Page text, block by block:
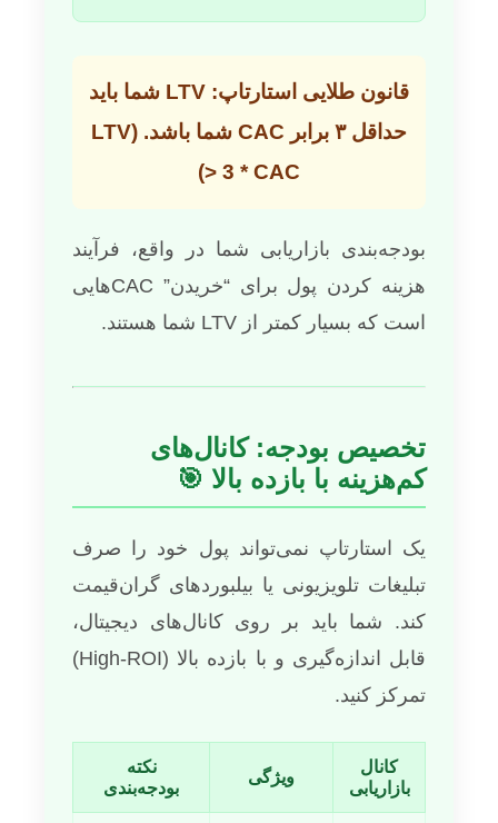
قانون طلایی استارتاپ: LTV شما باید
حداقل ۳ برابر CAC شما باشد. (LTV
> 3 * CAC)
بودجه‌بندی بازاریابی شما در واقع، فرآیند
هزینه کردن پول برای “خریدن” CACهایی
است که بسیار کمتر از LTV شما هستند.
تخصیص بودجه: کانال‌های
کم‌هزینه با بازده بالا 🎯
یک استارتاپ نمی‌تواند پول خود را صرف
تبلیغات تلویزیونی یا بیلبوردهای گران‌قیمت
کند. شما باید بر روی کانال‌های دیجیتال،
قابل اندازه‌گیری و با بازده بالا (High-ROI)
تمرکز کنید.
کانال
بازاریابی
ویژگی
نکته
بودجه‌بندی